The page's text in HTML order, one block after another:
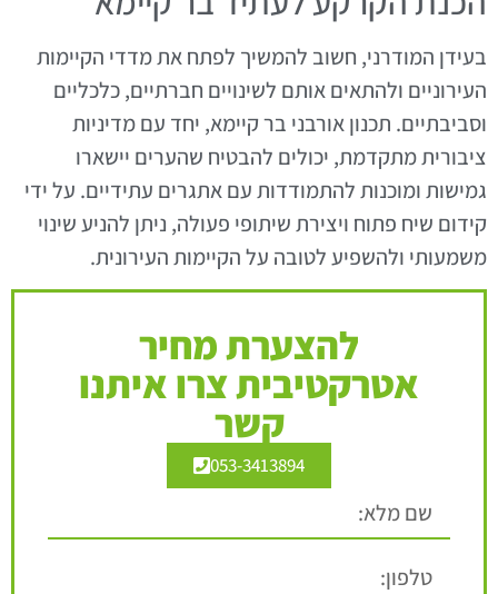
בעידן המודרני, חשוב להמשיך לפתח את מדדי הקיימות
העירוניים ולהתאים אותם לשינויים חברתיים, כלכליים
וסביבתיים. תכנון אורבני בר קיימא, יחד עם מדיניות
ציבורית מתקדמת, יכולים להבטיח שהערים יישארו
גמישות ומוכנות להתמודדות עם אתגרים עתידיים. על ידי
קידום שיח פתוח ויצירת שיתופי פעולה, ניתן להניע שינוי
משמעותי ולהשפיע לטובה על הקיימות העירונית.
להצערת מחיר
אטרקטיבית צרו איתנו
קשר
053-3413894